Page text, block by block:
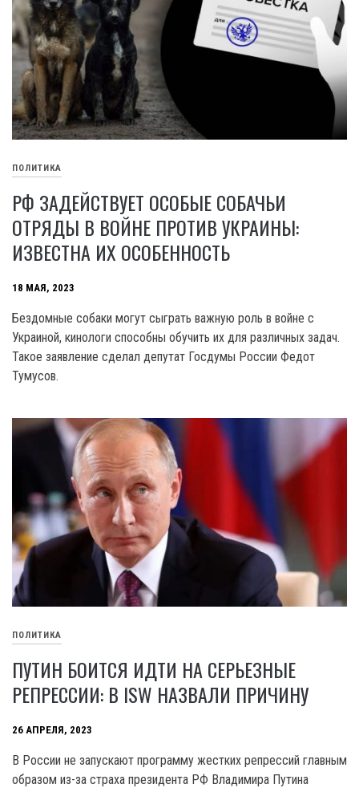
ПОЛИТИКА
РФ ЗАДЕЙСТВУЕТ ОСОБЫЕ СОБАЧЬИ
ОТРЯДЫ В ВОЙНЕ ПРОТИВ УКРАИНЫ:
ИЗВЕСТНА ИХ ОСОБЕННОСТЬ
18 МАЯ, 2023
Бездомные собаки могут сыграть важную роль в войне с
Украиной, кинологи способны обучить их для различных задач.
Такое заявление сделал депутат Госдумы России Федот
Тумусов.
ПОЛИТИКА
ПУТИН БОИТСЯ ИДТИ НА СЕРЬЕЗНЫЕ
РЕПРЕССИИ: В ISW НАЗВАЛИ ПРИЧИНУ
26 АПРЕЛЯ, 2023
В России не запускают программу жестких репрессий главным
образом из-за страха президента РФ Владимира Путина